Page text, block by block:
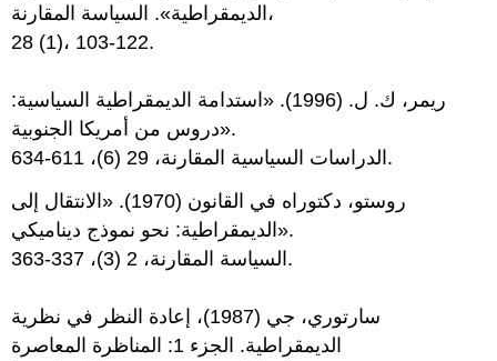
الديمقراطية». السياسة المقارنة،
28 (1)، 103-122.
ريمر، ك. ل. (1996). «استدامة الديمقراطية السياسية:
دروس من أمريكا الجنوبية».
الدراسات السياسية المقارنة، 29 (6)، 611-634.
روستو، دكتوراه في القانون (1970). «الانتقال إلى
الديمقراطية: نحو نموذج ديناميكي».
السياسة المقارنة، 2 (3)، 337-363.
سارتوري، جي (1987)، إعادة النظر في نظرية
الديمقراطية. الجزء 1: المناظرة المعاصرة